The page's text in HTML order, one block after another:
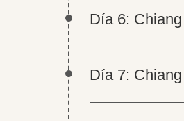
Día 6:
Día 7: